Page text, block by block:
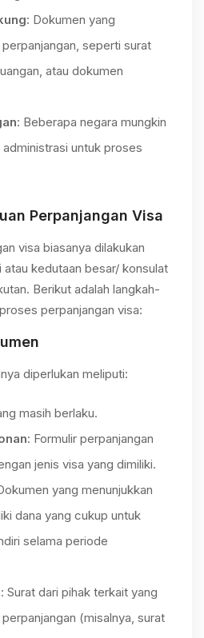
: Dokumen yang
seperti surat
atau dokumen
: Beberapa negara mungkin
untuk proses
Perpanjangan Visa
visa biasanya dilakukan
atau kedutaan besar/ konsulat
Berikut adalah langkah-
perpanjangan visa:
diperlukan meliputi:
masih berlaku.
: Formulir perpanjangan
jenis visa yang dimiliki.
yang menunjukkan
dana yang cukup untuk
selama periode
: Surat dari pihak terkait yang
(misalnya, surat